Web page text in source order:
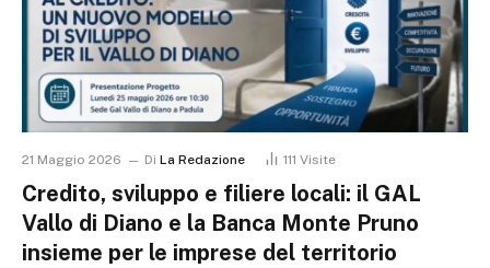
21 Maggio 2026 Di La Redazione 111 Visite
Credito, sviluppo e filiere locali: il GAL
Vallo di Diano e la Banca Monte Pruno
insieme per le imprese del territorio